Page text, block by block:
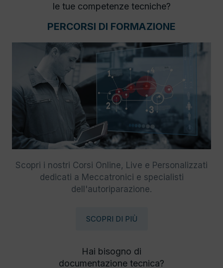
le tue competenze tecniche?
PERCORSI DI FORMAZIONE
Scopri i nostri Corsi Online, Live e Personalizzati
dedicati a Meccatronici e specialisti
dell'autoriparazione.
SCOPRI DI PIÙ
Hai bisogno di
documentazione tecnica?